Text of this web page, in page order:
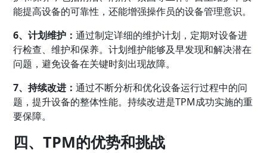
能提高设备的可靠性，还能增强操作员的设备管理意识。
6、计划维护：通过制定详细的维护计划，定期对设备进
行检查、维护和保养。计划维护能够及早发现和解决潜在
问题，避免设备在关键时刻出现故障。
7、持续改进：通过不断分析和优化设备运行过程中的问
题，提升设备的整体性能。持续改进是TPM成功实施的重
要保障。
四、TPM的优势和挑战